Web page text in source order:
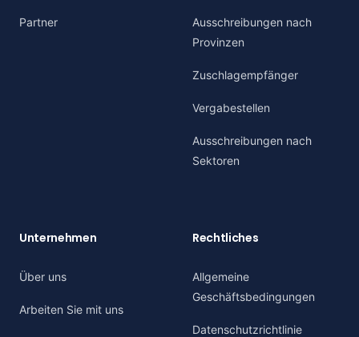
Partner
Ausschreibungen nach
Provinzen
Zuschlagempfänger
Vergabestellen
Ausschreibungen nach
Sektoren
Unternehmen
Über uns
Arbeiten Sie mit uns
Rechtliches
Allgemeine
Geschäftsbedingungen
Datenschutzrichtlinie